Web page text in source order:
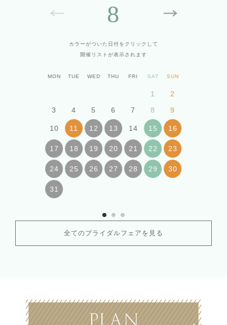
8
カラーがついた日付をクリックして
開催リストが表示されます
MON TUE WED THU FRI SAT SUN
1
2
3
4 5 6 7 8 9
10 11 12 13 14 15 16
17 18 19 20 21 22 23
24 25 26 27 28 29 30
31
全てのブライダルフェアを見る